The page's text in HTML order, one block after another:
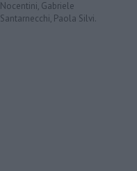
Nocentini, Gabriele
Santarnecchi, Paola Silvi.